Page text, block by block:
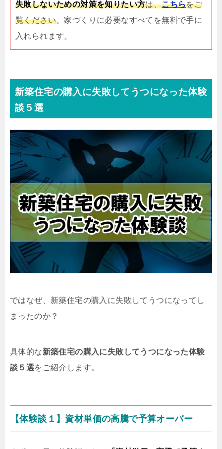
失敗しないための対策を知りたい方は、こちらをご
覧ください。家づくりに必要なすべてを無料で手に
入れられます。
新築住宅の購入に失敗してうつになった体験
談５選
ではなぜ、新築住宅の購入に失敗してうつになってし
まったのか？
具体的な新築住宅の購入に失敗してうつになった体験
談５選をご紹介します。
【体験談１】資材単価の高騰で予算オーバー